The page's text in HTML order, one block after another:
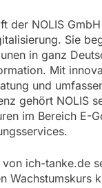
der NOLIS
Sie
in ganz
Mit
und
gehört NOLIS
im Bereich E-
ich-tanke.de
Wachstumskurs